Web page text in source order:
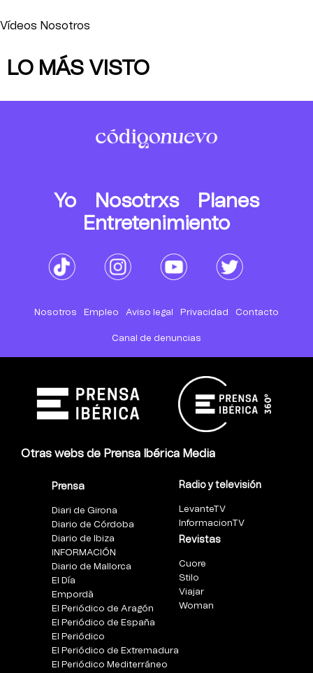
Vídeos Nosotros
LO MÁS VISTO
Yo Nosotrxs
Planes
Entretenimiento
Nosotros Empleo Aviso legal Privacidad Contacto
Canal de denuncias
Otras webs de Prensa Ibérica Media
Prensa
Diari de Girona
Diario de Córdoba
Diario de Ibiza
INFORMACIÓN
Diario de Mallorca
El Día
Empordà
El Periódico de Aragón
El Periódico de España
El Periódico
El Periódico de Extremadura
El Periódico Mediterráneo
Radio y televisión
LevanteTV
InformacionTV
Revistas
Cuore
Stilo
Viajar
Woman